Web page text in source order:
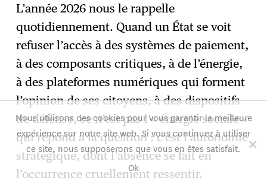
L’année 2026 nous le rappelle
quotidiennement. Quand un État se voit
refuser l’accès à des systèmes de paiement,
à des composants critiques, à de l’énergie,
à des plateformes numériques qui forment
l’opinion de ses citoyens, à des dispositifs
de défense, ce n’est pas l’« énergie sociale »
qui répond à la question : c’est l’autonomie
stratégique, dont l’absence se fait en
l’occurrence cruellement ressentir.
Nous utilisons des cookies pour vous garantir la meilleure
expérience sur notre site web. Si vous continuez à utiliser
ce site, nous supposerons que vous en êtes satisfait.
Ok